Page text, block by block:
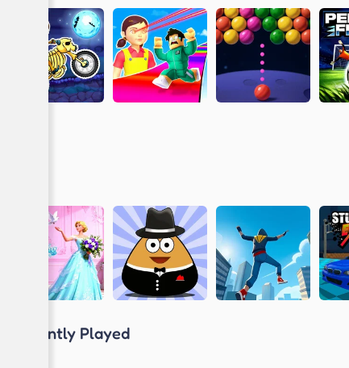
Recently Played